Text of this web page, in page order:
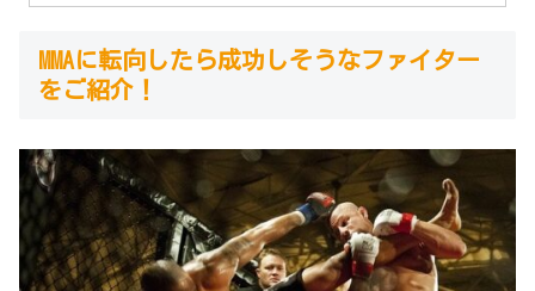
MMAに転向したら成功しそうなファイター
をご紹介！